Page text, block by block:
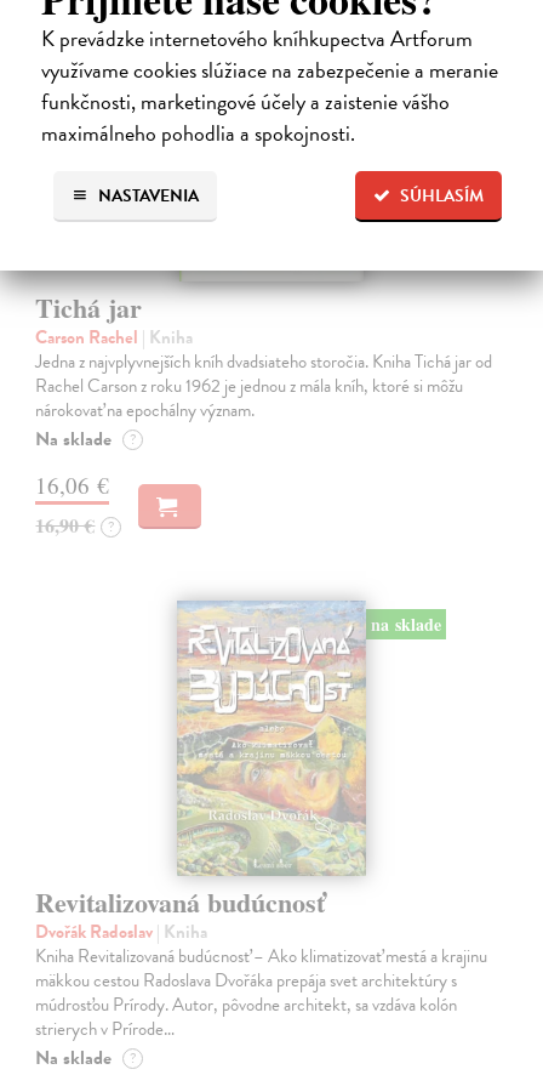
K prevádzke internetového kníhkupectva Artforum
využívame cookies slúžiace na zabezpečenie a meranie
funkčnosti, marketingové účely a zaistenie vášho
maximálneho pohodlia a spokojnosti.
SÚHLASÍM
NASTAVENIA
Tichá jar
Carson Rachel | Kniha
Jedna z najvplyvnejších kníh dvadsiateho storočia. Kniha Tichá jar od
Rachel Carson z roku 1962 je jednou z mála kníh, ktoré si môžu
nárokovať na epochálny význam.
Na sklade ?
16,06 €
16,90 € ?
na sklade
Revitalizovaná budúcnosť
Dvořák Radoslav| Kniha
Kniha Revitalizovaná budúcnosť – Ako klimatizovať mestá a krajinu
mäkkou cestou Radoslava Dvořáka prepája svet architektúry s
múdrosťou Prírody. Autor, pôvodne architekt, sa vzdáva kolón
strierych v Prírode…
Na sklade ?